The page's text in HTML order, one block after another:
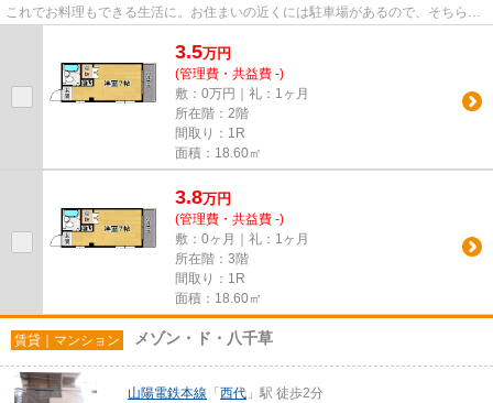
これでお料理もできる生活に。お住まいの近くには駐車場があるので、そちらを
3.5万円
(管理費・共益費 -)
敷：0万円｜礼：1ヶ月
所在階：2階
間取り：1R
面積：18.60㎡
3.8万円
(管理費・共益費 -)
敷：0ヶ月｜礼：1ヶ月
所在階：3階
間取り：1R
面積：18.60㎡
賃貸｜マンション メゾン・ド・八千草
山陽電鉄本線 「 西代 」駅 徒歩2分